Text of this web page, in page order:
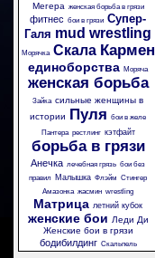
Мегера женская борьба в грязи
фитнес бои в грязи Супер-
Галя mud wrestling
Морячка Скала Кармен
единоборства Моряча
женская борьба
Зайка сильные женщины в
истории Пуля бои в желе
Пантера рестлинг кэтфайт
борьба в грязи
Анечка лечебная грязь бои без
правил Малышка Флэйм Стингер
Амазонка жасмин wrestling
Матрица летний кубок
женские бои Леди Ди
Женские бои в грязи
бодибилдинг Скальпель